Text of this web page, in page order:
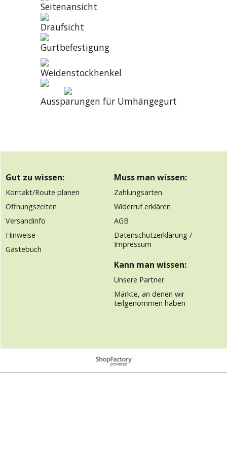
Seitenansicht
Draufsicht
Gurtbefestigung
Weidenstockhenkel
Aussparungen für Umhängegurt
Gut zu wissen:
Kontakt/Route planen
Öffnungszeiten
Versandinfo
Hinweise
Gästebuch
Muss man wissen:
Zahlungsarten
Widerruf erklären
AGB
Datenschutzerklärung /
Impressum
Kann man wissen:
Unsere Partner
Märkte, an denen wir
teilgenommen haben
WebShop erstellt mit
ShopFactory Shop